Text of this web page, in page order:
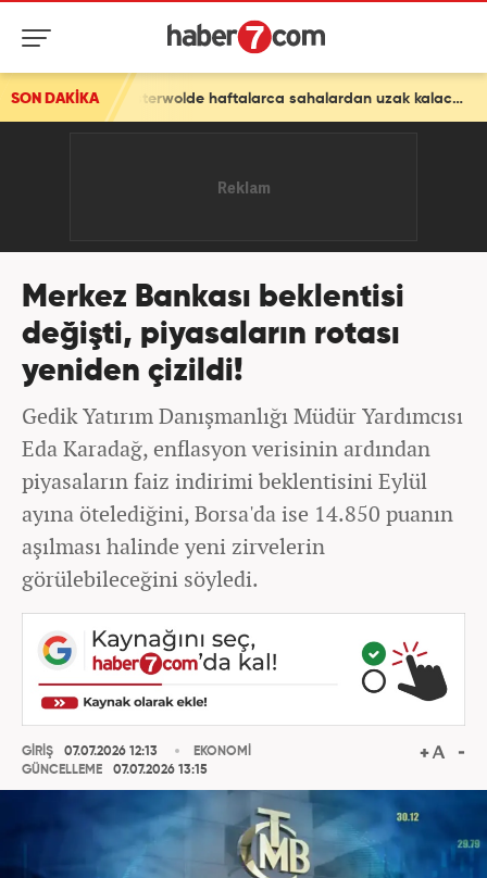
SON DAKİKA Sturm Graz maçında sakatlanmıştı! Oosterwolde haftalarca sahalardan uzak kalacak
Merkez Bankası beklentisi
değişti, piyasaların rotası
yeniden çizildi!
Gedik Yatırım Danışmanlığı Müdür Yardımcısı
Eda Karadağ, enflasyon verisinin ardından
piyasaların faiz indirimi beklentisini Eylül
ayına ötelediğini, Borsa'da ise 14.850 puanın
aşılması halinde yeni zirvelerin
görülebileceğini söyledi.
GİRİŞ
07.07.2026 12:13
GÜNCELLEME
07.07.2026 13:15
EKONOMİ